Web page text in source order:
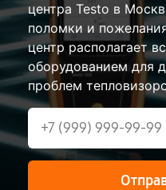
центра Testo в
поломки и
центр располагает
оборудованием для
проблем